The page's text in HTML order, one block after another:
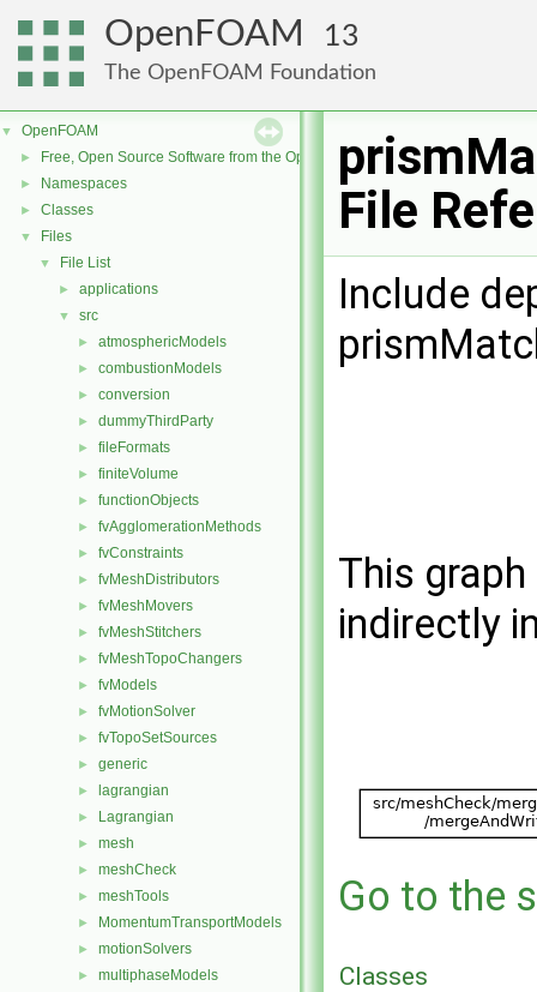
OpenFOAM 13
The OpenFOAM Foundation
▼ OpenFOAM
► Free, Open Source Software from the OpenFOAM Foundation
► Namespaces
► Classes
▼ Files
▼ File List
► applications
▼ src
► atmosphericModels
► combustionModels
► conversion
► dummyThirdParty
► fileFormats
► finiteVolume
► functionObjects
► fvAgglomerationMethods
► fvConstraints
► fvMeshDistributors
► fvMeshMovers
► fvMeshStitchers
► fvMeshTopoChangers
► fvModels
► fvMotionSolver
► fvTopoSetSources
► generic
► lagrangian
► Lagrangian
► mesh
► meshCheck
► meshTools
► MomentumTransportModels
► motionSolvers
► multiphaseModels
File
Include
This
indirectly
Go to the
Classes